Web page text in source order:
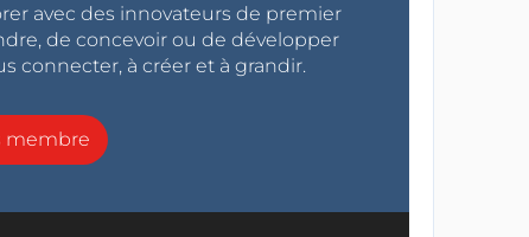
avec des innovateurs de premier
de concevoir ou de développer
connecter, à créer et à grandir.
membre